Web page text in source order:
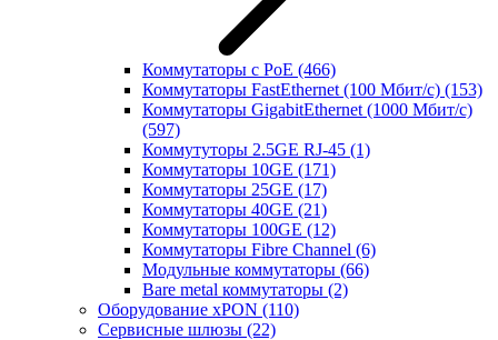
Коммутаторы с PoE (466)
Коммутаторы FastEthernet (100 Мбит/с) (153)
Коммутаторы GigabitEthernet (1000 Мбит/с)
(597)
Коммутуторы 2.5GE RJ-45 (1)
Коммутаторы 10GE (171)
Коммутаторы 25GE (17)
Коммутаторы 40GE (21)
Коммутаторы 100GE (12)
Коммутаторы Fibre Channel (6)
Модульные коммутаторы (66)
Bare metal коммутаторы (2)
Оборудование xPON (110)
Сервисные шлюзы (22)